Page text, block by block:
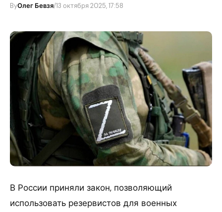
ByОлег Бевзя/13 октября 2025, 17:58
В России приняли закон, позволяющий
использовать резервистов для военных